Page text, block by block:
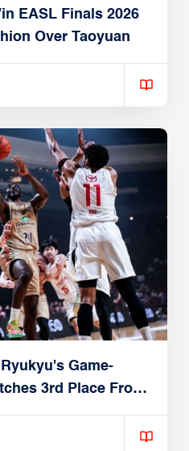
EASL Finals 2026
Over Taoyuan
Game-
3rd Place From